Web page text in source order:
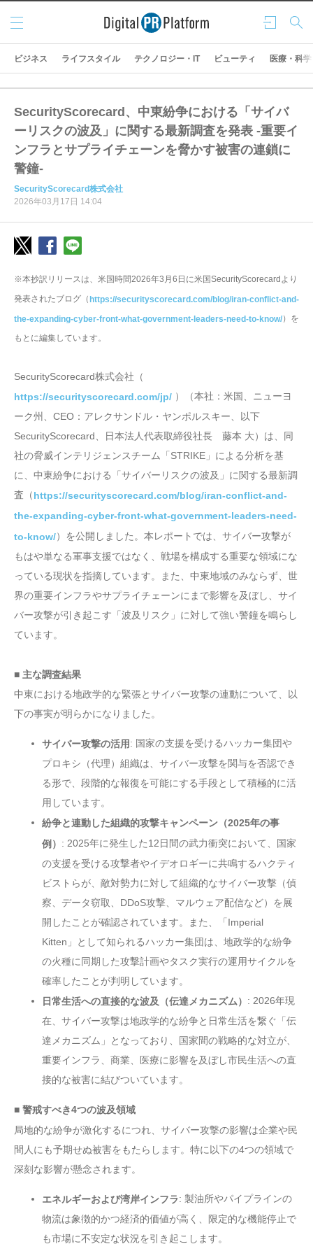
ログ
イン
検索
メニ
ュー
ビジネス ライフスタイル テクノロジー・IT ビューティ 医療・科学
SecurityScorecard、中東紛争における「サイバ
ーリスクの波及」に関する最新調査を発表 -重要イ
ンフラとサプライチェーンを脅かす被害の連鎖に
警鐘-
SecurityScorecard株式会社
2026年03月17日 14:04
※本抄訳リリースは、米国時間2026年3月6日に米国SecurityScorecardより
発表されたブログ（https://securityscorecard.com/blog/iran-conflict-and-
the-expanding-cyber-front-what-government-leaders-need-to-know/）を
もとに編集しています。
SecurityScorecard株式会社（
https://securityscorecard.com/jp/ ）（本社：米国、ニューヨ
ーク州、CEO：アレクサンドル・ヤンポルスキー、以下
SecurityScorecard、日本法人代表取締役社長 藤本 大）は、同
社の脅威インテリジェンスチーム「STRIKE」による分析を基
に、中東紛争における「サイバーリスクの波及」に関する最新調
査（https://securityscorecard.com/blog/iran-conflict-and-
the-expanding-cyber-front-what-government-leaders-need-
to-know/）を公開しました。本レポートでは、サイバー攻撃が
もはや単なる軍事支援ではなく、戦場を構成する重要な領域にな
っている現状を指摘しています。また、中東地域のみならず、世
界の重要インフラやサプライチェーンにまで影響を及ぼし、サイ
バー攻撃が引き起こす「波及リスク」に対して強い警鐘を鳴らし
ています。
■ 主な調査結果
中東における地政学的な緊張とサイバー攻撃の連動について、以
下の事実が明らかになりました。
サイバー攻撃の活用: 国家の支援を受けるハッカー集団や
プロキシ（代理）組織は、サイバー攻撃を関与を否認でき
る形で、段階的な報復を可能にする手段として積極的に活
用しています。
紛争と連動した組織的攻撃キャンペーン（2025年の事
例） : 2025年に発生した12日間の武力衝突において、国家
の支援を受ける攻撃者やイデオロギーに共鳴するハクティ
ビストらが、敵対勢力に対して組織的なサイバー攻撃（偵
察、データ窃取、DDoS攻撃、マルウェア配信など）を展
開したことが確認されています。また、「Imperial
Kitten」として知られるハッカー集団は、地政学的な紛争
の火種に同期した攻撃計画やタスク実行の運用サイクルを
確率したことが判明しています。
日常生活への直接的な波及（伝達メカニズム） : 2026年現
在、サイバー攻撃は地政学的な紛争と日常生活を繋ぐ「伝
達メカニズム」となっており、国家間の戦略的な対立が、
重要インフラ、商業、医療に影響を及ぼし市民生活への直
接的な被害に結びついています。
■ 警戒すべき4つの波及領域
局地的な紛争が激化するにつれ、サイバー攻撃の影響は企業や民
間人にも予期せぬ被害をもたらします。特に以下の4つの領域で
深刻な影響が懸念されます。
エネルギーおよび湾岸インフラ: 製油所やパイプラインの
物流は象徴的かつ経済的価値が高く、限定的な機能停止で
も市場に不安定な状況を引き起こします。